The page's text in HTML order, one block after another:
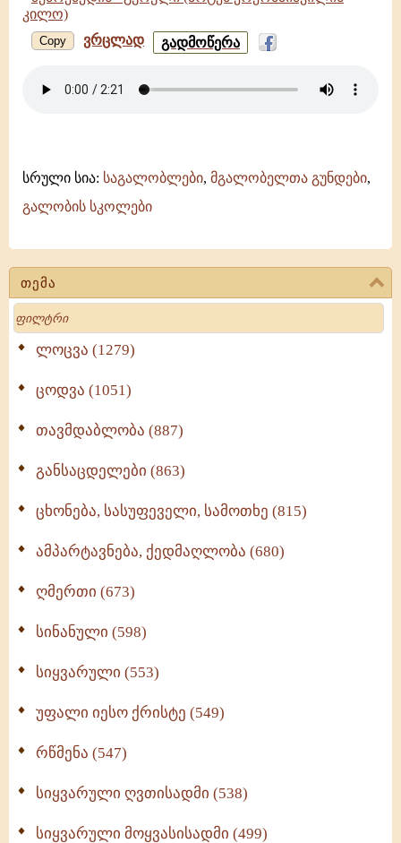
თემა
Search
ლოცვა (1279)
ცოდვა (1051)
თავმდაბლობა (887)
განსაცდელები (863)
ცხონება, სასუფეველი, სამოთხე (815)
ამპარტავნება, ქედმაღლობა (680)
ღმერთი (673)
სინანული (598)
სიყვარული (553)
უფალი იესო ქრისტე (549)
რწმენა (547)
სიყვარული ღვთისადმი (538)
სიყვარული მოყვასისადმი (499)
კილო)
Copy ვრცლად მრწამსი
-
ერქომაიშვილის
კილო)
გადმოწერა
სრული სია: საგალობლები, მგალობელთა გუნდები,
გალობის სკოლები